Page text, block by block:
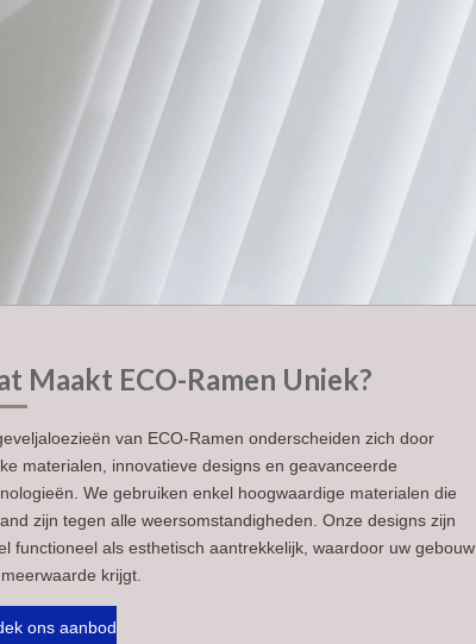
Maakt ECO-Ramen Uniek?
van ECO-Ramen onderscheiden zich door
materialen, innovatieve designs en geavanceerde
We gebruiken enkel hoogwaardige materialen die
zijn tegen alle weersomstandigheden. Onze designs zijn
functioneel als esthetisch aantrekkelijk, waardoor uw gebouw
krijgt.
ons aanbod